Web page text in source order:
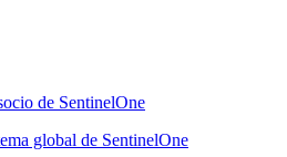
de SentinelOne
global de SentinelOne